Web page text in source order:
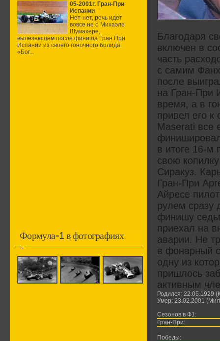
05-2001г. Гран-При
Испании
Нет-нет, речь идет
вовсе не о Михаэле
Шумахере,
вылезающем после финиша Гран При
Испании из своего гоночного болида.
«Бог...
Формула-1 в фотографиях
Благодаря
включен в
часть
с самим
после
на Гран-При
время, а в
привел его
Maserati все
в итоге 16-м
свою
Сиракуз.
Гран-При
Айресе
рулем сразу
финишу
приехал на
аварии. Не
в фонарный
одну из
пришлось
активным
Родился: 22.05.1929
Умер: 23.02.2001
Сезонов в Ф1:
Гран-При:
Победы: